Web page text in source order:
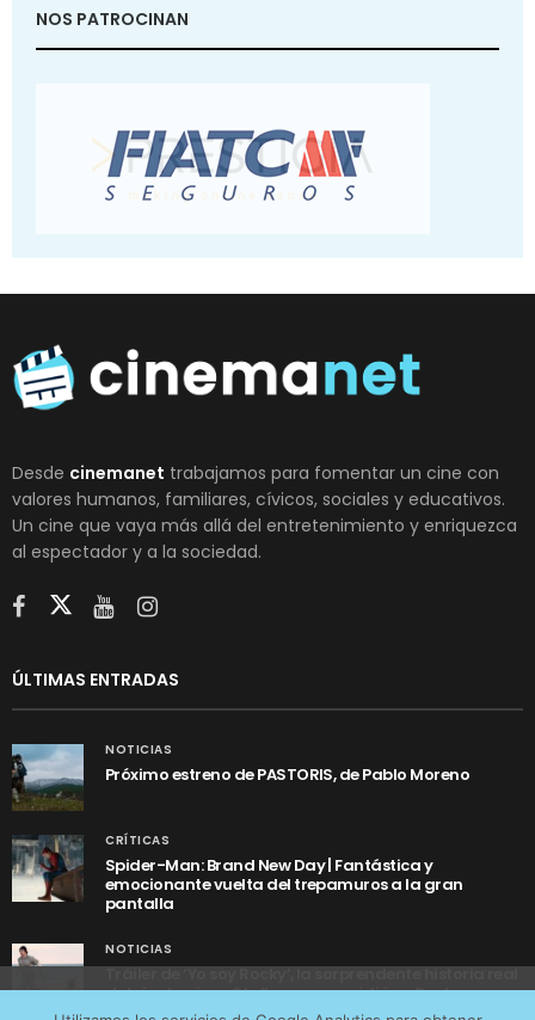
NOS PATROCINAN
Desde cinemanet trabajamos para fomentar un cine con
valores humanos, familiares, cívicos, sociales y educativos.
Un cine que vaya más allá del entretenimiento y enriquezca
al espectador y a la sociedad.
ÚLTIMAS ENTRADAS
NOTICIAS
Próximo estreno de PASTORIS, de Pablo Moreno
CRÍTICAS
Spider-Man: Brand New Day | Fantástica y
emocionante vuelta del trepamuros a la gran
pantalla
NOTICIAS
Tráiler de ‘Yo soy Rocky’, la sorprendente historia real
detrás de cómo Stallone se convirtió en Rocky